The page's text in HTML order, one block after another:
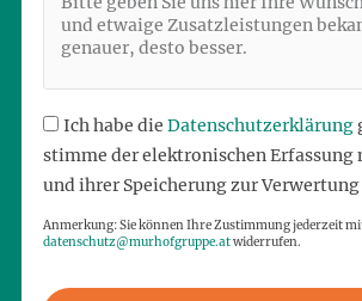
Ich habe die Datenschutzerklärung
stimme der elektronischen Erfassung
und ihrer Speicherung zur Verwertung
Anmerkung: Sie können Ihre Zustimmung jederzeit
datenschutz@murhofgruppe.atwiderrufen.